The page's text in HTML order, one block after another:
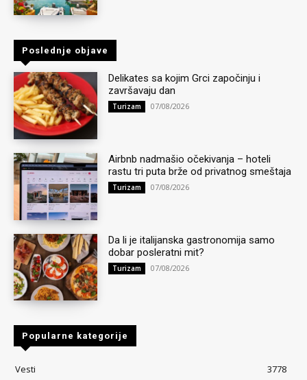
Poslednje objave
Delikates sa kojim Grci započinju i
završavaju dan
Turizam 07/08/2026
Airbnb nadmašio očekivanja – hoteli
rastu tri puta brže od privatnog smeštaja
Turizam 07/08/2026
Da li je italijanska gastronomija samo
dobar posleratni mit?
Turizam 07/08/2026
Popularne kategorije
Vesti
3778